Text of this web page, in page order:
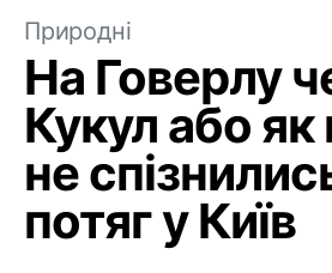
Природні
На Говерлу
Кукул або
не
потяг у Київ